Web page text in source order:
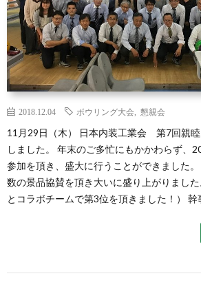
2018.12.04 ボウリング大会 懇親会
11月29日（木） 日本内装工業会 第7回親
しました。 年末のご多忙にもかかわらず、
参加を頂き、盛大に行うことができました
数の景品協賛を頂き大いに盛り上がりまし
とコラボチームで第3位を頂きました！） 幹